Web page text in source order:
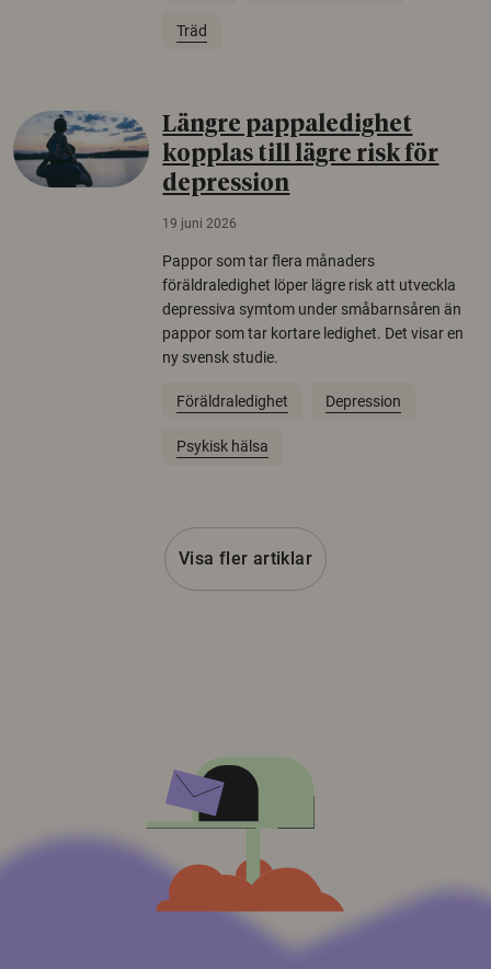
Träd
Längre pappaledighet
kopplas till lägre risk för
depression
19 juni 2026
Pappor som tar flera månaders
föräldraledighet löper lägre risk att utveckla
depressiva symtom under småbarnsåren än
pappor som tar kortare ledighet. Det visar en
ny svensk studie.
Föräldraledighet Depression
Psykisk hälsa
Visa fler artiklar